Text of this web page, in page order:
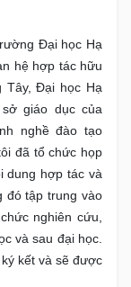
Đại học Hạ
hệ hợp tác hữu
Tây, Đại học Hạ
giáo dục của
nghề đào tạo
đã tổ chức họp
dung hợp tác và
đó tập trung vào
nghiên cứu,
và sau đại học.
kết và sẽ được